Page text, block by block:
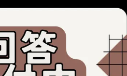
㇜㆒瑄珒ㅳ嘸箪㆕匥㆒ㅼㆹ㇦ㇺ㈛㇜ㅿ媱ㆂㆠ㇀ㆨ⅟ㆡㅽ
ㆿ傮嘔ㆻㆬㆵㅙ
㇜祓資ㆼ㇛ㆶ本㇤㇀㈀㇞㇏㇘ㅼ
ㇹ㈁憰㇘㈓㇯㇣㆚¢
㈷㈒㈇㈴㈕㈒㈼ㇻ㈝㈐ㆺ
㊬㊺㉻㊉㊼㇠㉂俫眢㉂盷㈦㉀㈟㈻㉋㉅㈸㈬㇢㈭㉍㉮止㈽